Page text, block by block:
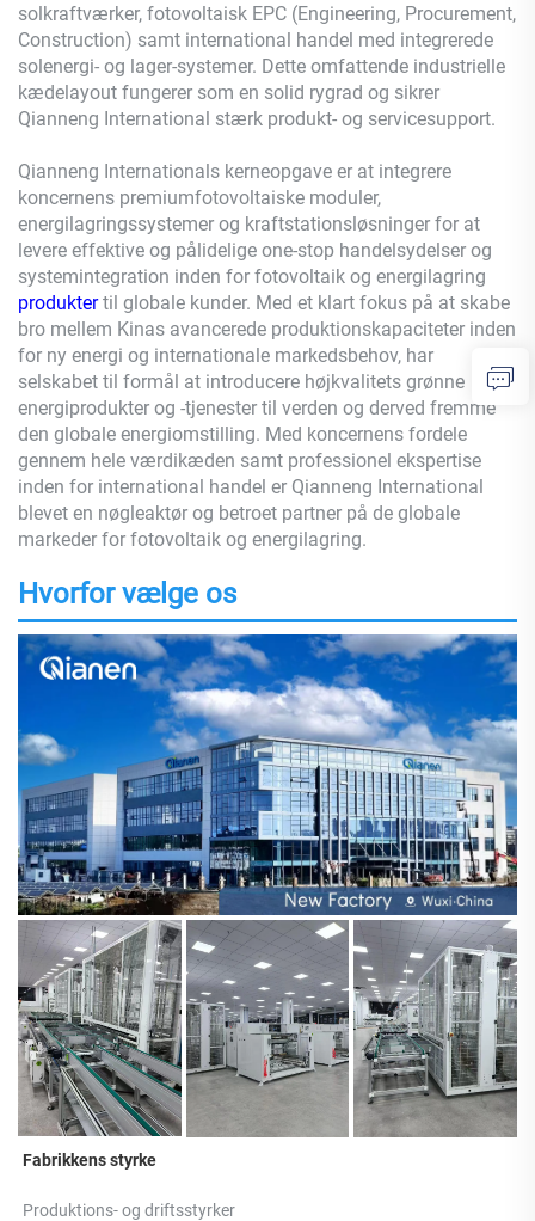
solkraftværker, fotovoltaisk EPC (Engineering, Procurement,
Construction) samt international handel med integrerede
solenergi- og lager-systemer. Dette omfattende industrielle
kædelayout fungerer som en solid rygrad og sikrer
Qianneng International stærk produkt- og servicesupport.
Qianneng Internationals kerneopgave er at integrere
koncernens premiumfotovoltaiske moduler,
energilagringssystemer og kraftstationsløsninger for at
levere effektive og pålidelige one-stop handelsydelser og
systemintegration inden for fotovoltaik og energilagring
produktertil globale kunder. Med et klart fokus på at skabe
bro mellem Kinas avancerede produktionskapaciteter inden
for ny energi og internationale markedsbehov, har
selskabet til formål at introducere højkvalitets grønne
energiprodukter og -tjenester til verden og derved fremme
den globale energiomstilling. Med koncernens fordele
gennem hele værdikæden samt professionel ekspertise
inden for international handel er Qianneng International
blevet en nøgleaktør og betroet partner på de globale
markeder for fotovoltaik og energilagring.
Hvorfor vælge os
Fabrikkens styrke
Produktions- og driftsstyrker